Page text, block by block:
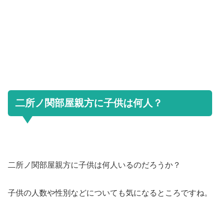
二所ノ関部屋親方に子供は何人？
二所ノ関部屋親方に子供は何人いるのだろうか？
子供の人数や性別などについても気になるところですね。